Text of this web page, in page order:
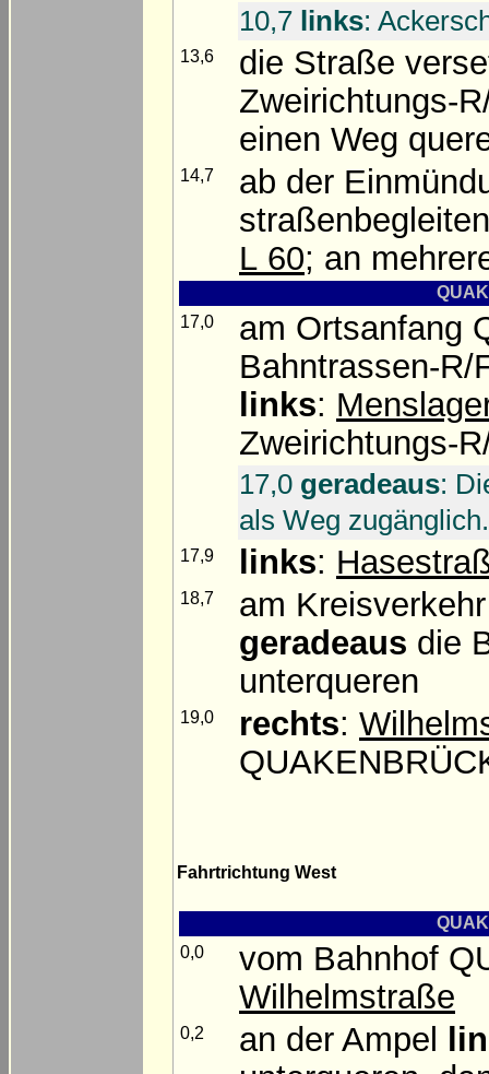
10,7 links:
13,6
die Straße
Zweirichtungs-
einen Weg
14,7
ab der
L 60; an
17,0
am Ortsanfang
Bahntrassen-
links:
Zweirichtungs-
17,0 geradeaus:
als Weg zugänglich.
17,9 links:
18,7
am
geradeaus die
unterqueren
19,0 rechts:
Fahrtrichtung West
0,0
vom Bahnhof
Wilhelmstraße
0,2 an der Ampel